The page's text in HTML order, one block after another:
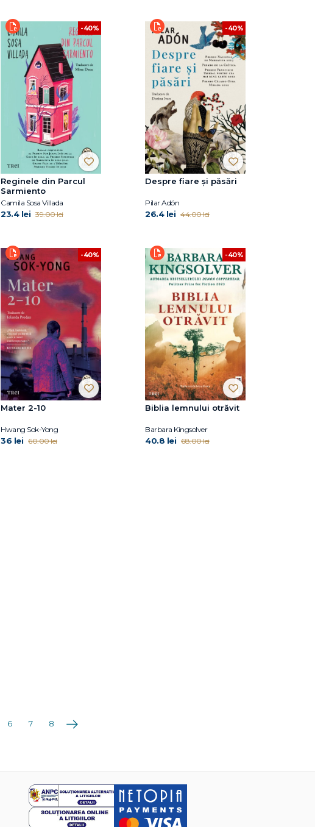
-40%
Reginele din Parcul
Sarmiento
Camila Sosa Villada
23.4 lei 39.00 lei
-40%
Despre fiare și păsări
Pilar Adón
26.4 lei 44.00 lei
-40%
Mater 2-10
Hwang Sok-Yong
36 lei 60.00 lei
-40%
Biblia lemnului otrăvit
Barbara Kingsolver
40.8 lei 68.00 lei
6 7 8 Următoarea